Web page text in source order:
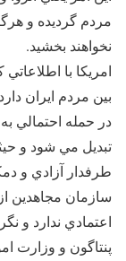
مردم گرديده و
نخواهند بخشيد.
امريکا با
بين مردم ايران
در حمله احتمالي
تبديل مي شود و
طرفدار آزادي و
سازمان مجاهدين
اعتمادي ندارد و
پنتاگون و وزارت